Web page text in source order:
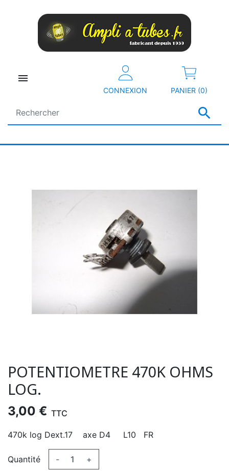


CONNEXION PANIER (0)
POTENTIOMETRE 470K OHMS
LOG.
3,00 € TTC
470k log Dext.17 axe D4 L10 FR
Quantité - +